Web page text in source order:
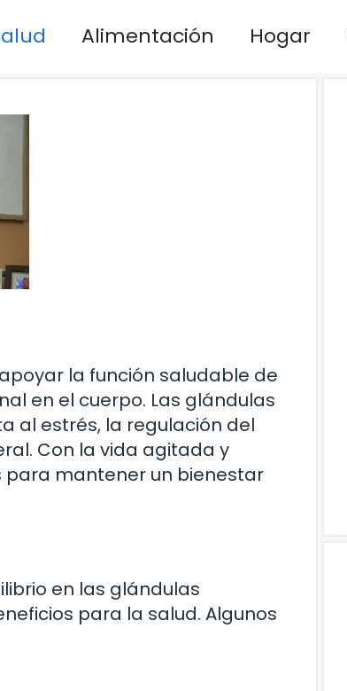
Alimentación Hogar
la función saludable de
en el cuerpo. Las glándulas
al estrés, la regulación del
Con la vida agitada y
para mantener un bienestar
en las glándulas
para la salud. Algunos